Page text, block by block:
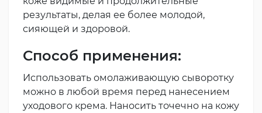
результаты, делая ее более молодой,
сияющей и здоровой.
Способ применения:
Использовать омолаживающую сыворотку
можно в любой время перед нанесением
уходового крема. Наносить точечно на кожу